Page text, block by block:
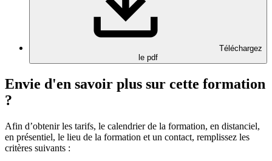
Téléchargez
le pdf
Envie d'en savoir plus sur cette formation
?
Afin d’obtenir les tarifs, le calendrier de la formation, en distanciel,
en présentiel, le lieu de la formation et un contact, remplissez les
critères suivants :